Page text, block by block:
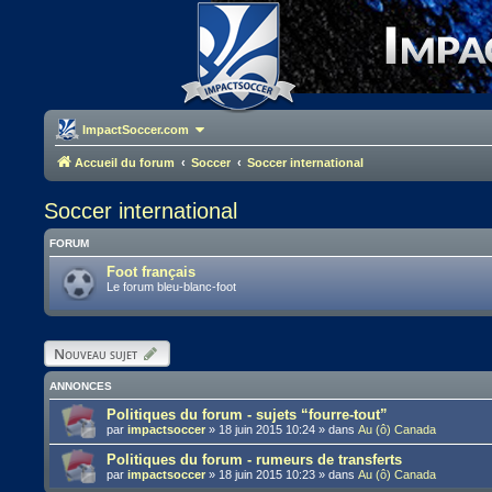
ImpactSoccer.com
Accueil du forum Soccer Soccer international
Soccer international
FORUM
Foot français
Le forum bleu-blanc-foot
Nouveau sujet
ANNONCES
Politiques du forum - sujets “fourre-tout”
parimpactsoccer » 18 juin 2015 10:24 » dansAu (ô) Canada
Politiques du forum - rumeurs de transferts
parimpactsoccer » 18 juin 2015 10:23 » dansAu (ô) Canada